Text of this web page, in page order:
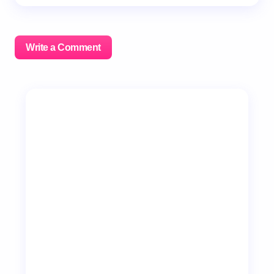
Write a Comment